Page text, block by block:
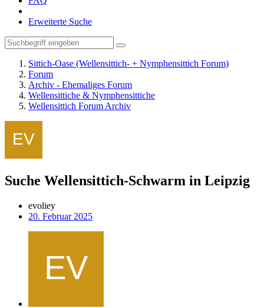
Erweiterte Suche
Sittich-Oase (Wellensittich- + Nymphensittich Forum)
Forum
Archiv - Ehemaliges Forum
Wellensittiche & Nymphensittiche
Wellensittich Forum Archiv
Suche Wellensittich-Schwarm in Leipzig
evoliey
20. Februar 2025